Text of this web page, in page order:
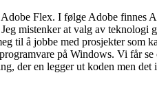
Flex. I følge Adobe finnes
mistenker at valg av teknologi
til å jobbe med prosjekter som
på Windows. Vi får
der en legger ut koden men